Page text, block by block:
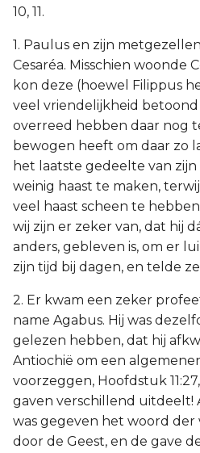
10, 11.
1. Paulus en zijn
Cesaréa. Misschien woonde
kon deze (hoewel Filippus
veel vriendelijkheid
overreed hebben daar nog
bewogen heeft om daar zo
het laatste gedeelte van
weinig haast te maken,
veel haast scheen te
wij zijn er zeker van, dat hij
anders, gebleven is, om er
zijn tijd bij dagen, en telde
2. Er kwam een zeker
name Agabus. Hij was
gelezen hebben, dat hij
Antiochië om een
voorzeggen, Hoofdstuk
gaven verschillend uitdeelt!
was gegeven het woord der
door de Geest, en de gave